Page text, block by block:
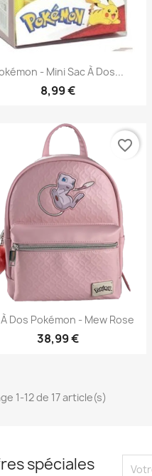
Aperçu rapide
- Mini Sac À Dos...
8,99 €
Aperçu rapide
Dos Pokémon - Mew Rose
38,99 €
favorite_border
1-12 de 17 article(s)
spéciales